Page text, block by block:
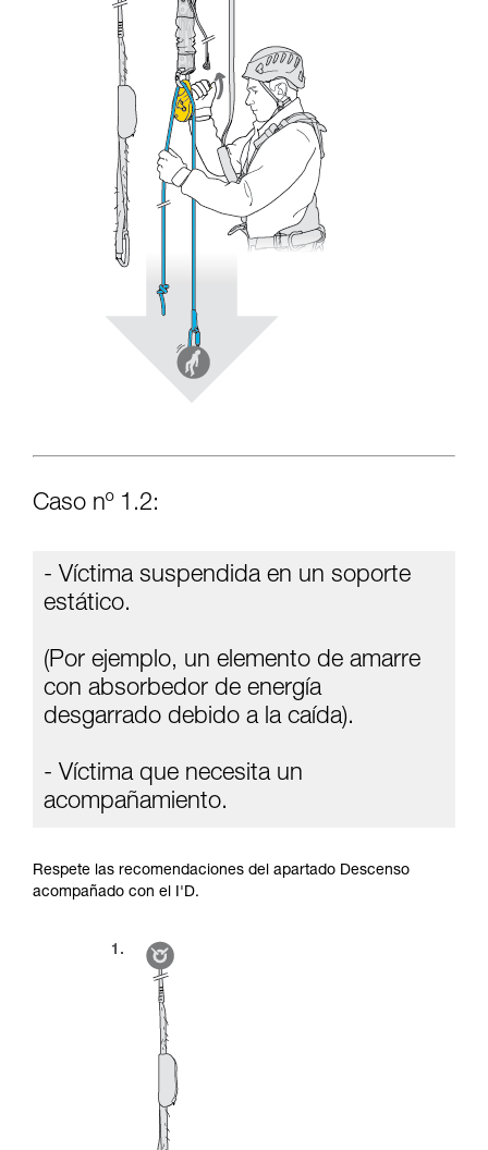
Caso nº 1.2:
- Víctima suspendida en un soporte
estático.
(Por ejemplo, un elemento de amarre
con absorbedor de energía
desgarrado debido a la caída).
- Víctima que necesita un
acompañamiento.
Respete las recomendaciones del apartado Descenso
acompañado con el I'D.